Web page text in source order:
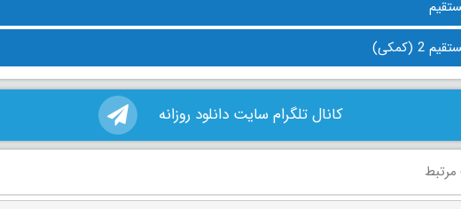
2 (کمکی)
کانال تلگرام سایت دانلود روزانه